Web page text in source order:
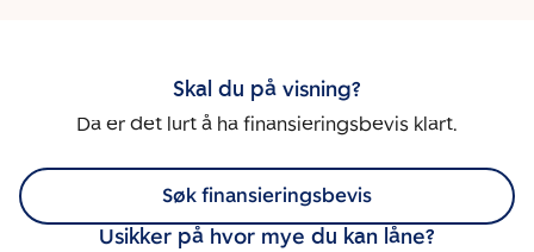
Skal du på visning?
Da er det lurt å ha finansieringsbevis klart.
Søk finansieringsbevis
Usikker på hvor mye du kan låne?